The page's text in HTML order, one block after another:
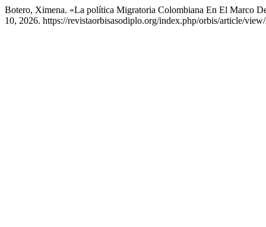
Botero, Ximena. «La política Migratoria Colombiana En El Marco
10, 2026. https://revistaorbisasodiplo.org/index.php/orbis/article/